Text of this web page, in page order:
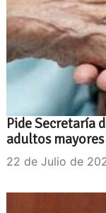
Pide Secretaría
adultos mayores
22 de Julio de